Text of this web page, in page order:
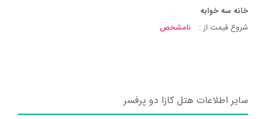
خانه سه خوابه
شروع قیمت از :
نامشخص
سایر اطلاعات هتل کازا دو پرفسر